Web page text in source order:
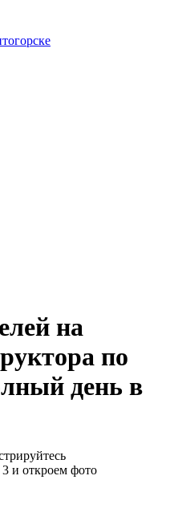
на
по
день в
и откроем фото